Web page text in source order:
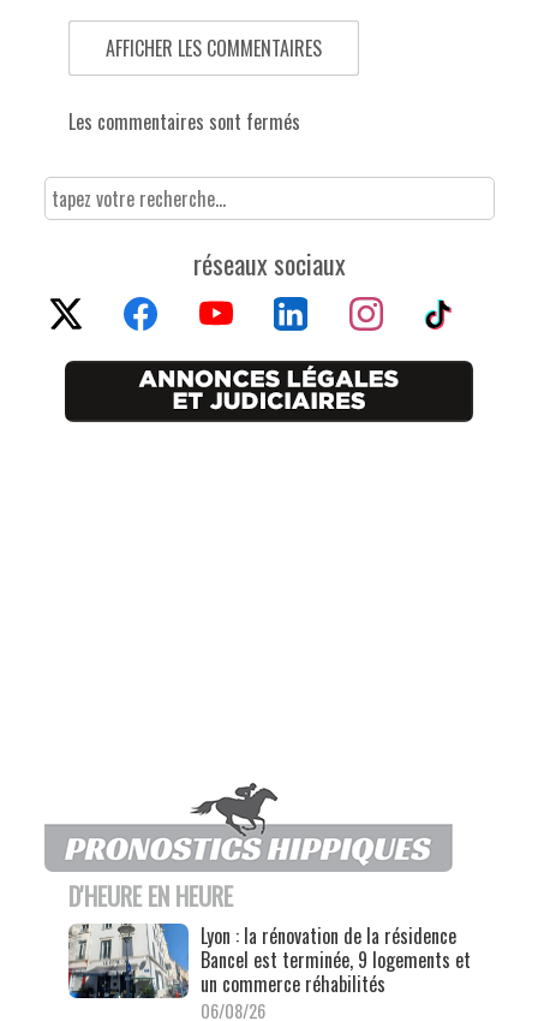
AFFICHER LES COMMENTAIRES
Les commentaires sont fermés
réseaux sociaux
D'HEURE EN HEURE
Lyon : la rénovation de la résidence
Bancel est terminée, 9 logements et
un commerce réhabilités
06/08/26